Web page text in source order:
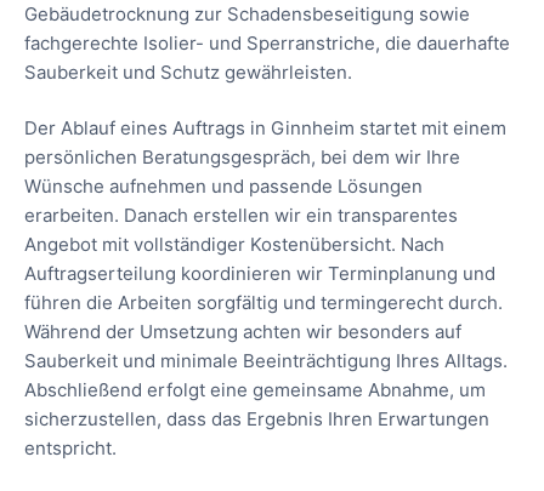
Gebäudetrocknung zur Schadensbeseitigung sowie
fachgerechte Isolier- und Sperranstriche, die dauerhafte
Sauberkeit und Schutz gewährleisten.
Der Ablauf eines Auftrags in Ginnheim startet mit einem
persönlichen Beratungsgespräch, bei dem wir Ihre
Wünsche aufnehmen und passende Lösungen
erarbeiten. Danach erstellen wir ein transparentes
Angebot mit vollständiger Kostenübersicht. Nach
Auftragserteilung koordinieren wir Terminplanung und
führen die Arbeiten sorgfältig und termingerecht durch.
Während der Umsetzung achten wir besonders auf
Sauberkeit und minimale Beeinträchtigung Ihres Alltags.
Abschließend erfolgt eine gemeinsame Abnahme, um
sicherzustellen, dass das Ergebnis Ihren Erwartungen
entspricht.